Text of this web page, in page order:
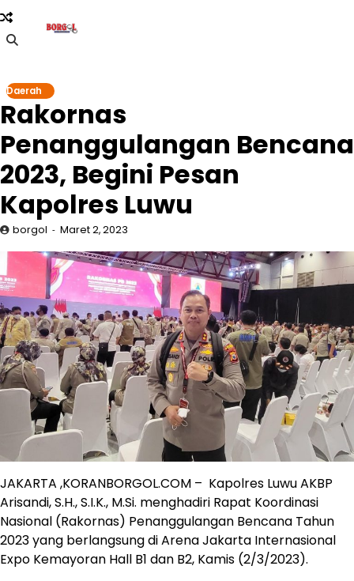
Skip
to
content
Daerah
Rakornas
Penanggulangan Bencana
2023, Begini Pesan
Kapolres Luwu
borgol Maret 2, 2023
JAKARTA ,KORANBORGOL.COM – Kapolres Luwu AKBP
Arisandi, S.H., S.I.K., M.Si. menghadiri Rapat Koordinasi
Nasional (Rakornas) Penanggulangan Bencana Tahun
2023 yang berlangsung di Arena Jakarta Internasional
Expo Kemayoran Hall B1 dan B2, Kamis (2/3/2023).